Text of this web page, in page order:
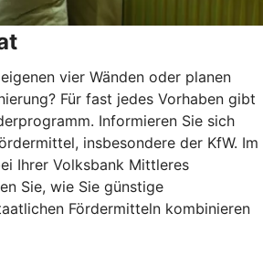
vier Wänden oder planen
Für fast jedes Vorhaben gibt
Informieren Sie sich
insbesondere der KfW. Im
Ihrer Volksbank Mittleres
Sie, wie Sie günstige
Fördermitteln kombinieren